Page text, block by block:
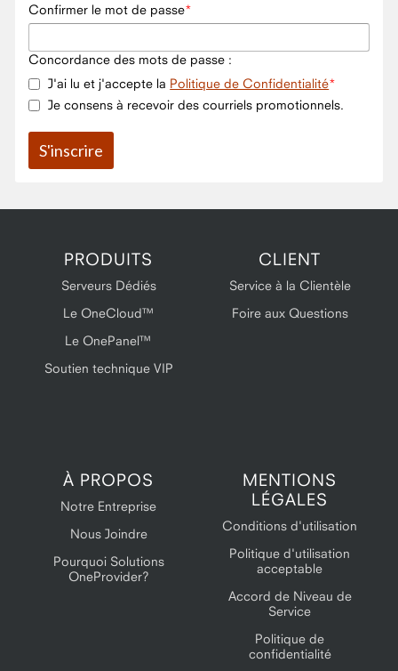
Confirmer le mot de passe
Concordance des mots de passe :
J'ai lu et j'accepte la Politique de Confidentialité
Je consens à recevoir des courriels promotionnels.
PRODUITS
Serveurs Dédiés
Le OneCloud™
Le OnePanel™
Soutien technique VIP
CLIENT
Service à la Clientèle
Foire aux Questions
À PROPOS
Notre Entreprise
Nous Joindre
Pourquoi Solutions
OneProvider?
MENTIONS
LÉGALES
Conditions d'utilisation
Politique d'utilisation
acceptable
Accord de Niveau de
Service
Politique de
confidentialité